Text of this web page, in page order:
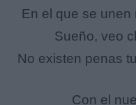
En el que se unen
Sueño, veo
No existen penas
Con el